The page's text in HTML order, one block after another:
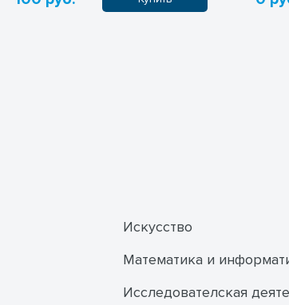
Искусство
Математика и
Исследователская